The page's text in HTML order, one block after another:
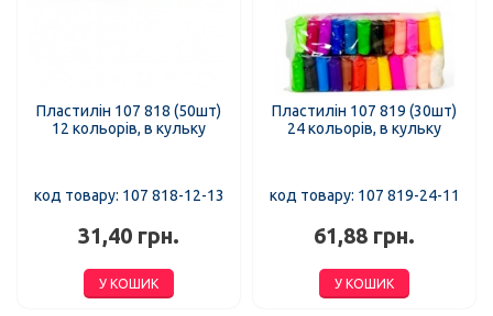
Пластилін 107 818 (50шт)
12 кольорів, в кульку
код товару: 107 818-12-13
31,40 грн.
У КОШИК
Пластилін 107 819 (30шт)
24 кольорів, в кульку
код товару: 107 819-24-11
61,88 грн.
У КОШИК